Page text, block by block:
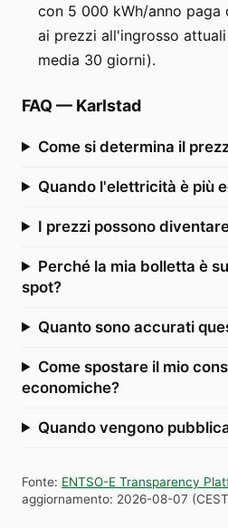
con 5 000 kWh/anno paga
ai prezzi all'ingrosso
media 30 giorni).
FAQ — Karlstad
Come si determina il
Quando l'elettricità è più
I prezzi possono
Perché la mia bolletta è
spot?
Quanto sono accurati
Come spostare il mio
economiche?
Quando vengono
Fonte: ENTSO-E Transparency
aggiornamento: 2026-08-07 (CEST